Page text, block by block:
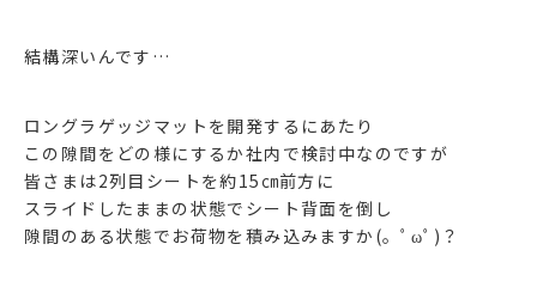
結構深いんです…
ロングラゲッジマットを開発するにあたり
この隙間をどの様にするか社内で検討中なのですが
皆さまは2列目シートを約15㎝前方に
スライドしたままの状態でシート背面を倒し
隙間のある状態でお荷物を積み込みますか(。ﾟωﾟ)？